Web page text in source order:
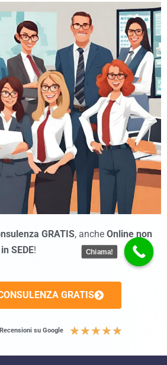
GRATIS, anche Online non
SEDE!
GRATIS
su Google ★★★★★
Chiama!